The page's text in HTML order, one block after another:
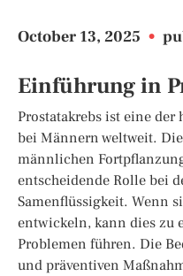
October 13, 2025 •
Einführung in
Prostatakrebs ist eine
bei Männern weltweit.
männlichen
entscheidende Rolle bei
Samenflüssigkeit. Wenn
entwickeln, kann dies zu
Problemen führen. Die
und präventiven